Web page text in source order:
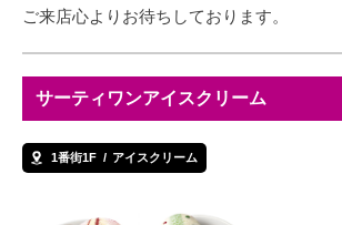
ご来店心よりお待ちしております。
サーティワンアイスクリーム
1番街1F アイスクリーム